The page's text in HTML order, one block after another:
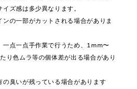
ズ感は多少異なります。
の一部がカットされる場合がありま
点一点手作業で行うため、1mm〜
り色ムラ等の個体差が出る場合があり
臭いが残っている場合があります